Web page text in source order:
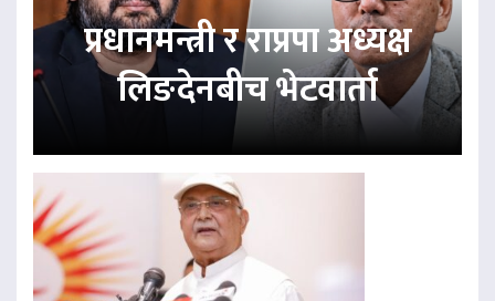
प्रधानमन्त्री र राप्रपा अध्यक्ष
लिङदेनबीच भेटवार्ता